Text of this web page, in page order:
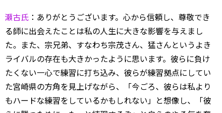
瀬古氏 ：ありがとうございます。心から信頼し、尊敬でき
る師に出会えたことは私の人生に大きな影響を与えまし
た。また、宗兄弟、すなわち宗茂さん、猛さんというよき
ライバルの存在も大きかったように思います。彼らに負け
たくない一心で練習に打ち込み、彼らが練習拠点にしてい
た宮崎県の方角を見上げながら、「今ごろ、彼らは私より
もハードな練習をしているかもしれない」と想像し、「彼